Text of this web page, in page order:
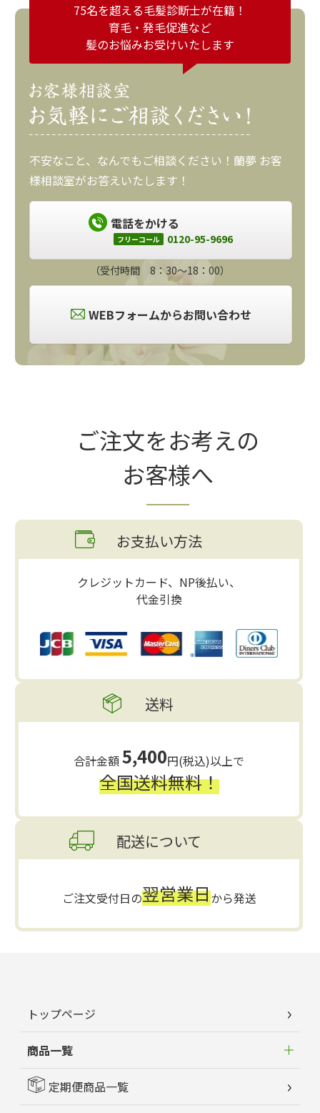
75名を超える毛髪診断士が在籍！
育毛・発毛促進など
髪のお悩みお受けいたします
不安なこと、なんでもご相談ください！蘭夢 お客
様相談室がお答えいたします！
電話をかける
フリーコール 0120-95-9696
（受付時間 8：30～18：00）
WEBフォームからお問い合わせ
ご注文をお考えの
お客様へ
お支払い方法
クレジットカード、NP後払い、
代金引換
送料
合計金額5,400円(税込)以上で
全国送料無料！
配送について
ご注文受付日の翌営業日から発送
トップページ
商品一覧
定期便商品一覧